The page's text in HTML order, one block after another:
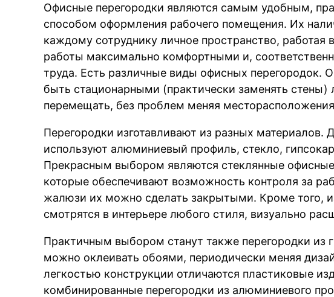
Офисные перегородки являются самым удобным,
способом оформления рабочего помещения. Их
каждому сотруднику личное пространство, работая
работы максимально комфортными и,
труда. Есть различные виды офисных перегородок.
быть стационарными (практически заменять
перемещать, без проблем меняя
Перегородки изготавливают из разных материалов.
используют алюминиевый профиль, стекло,
Прекрасным выбором являются стеклянные
которые обеспечивают возможность контроля за
жалюзи их можно сделать закрытыми. Кроме того,
смотрятся в интерьере любого стиля, визуально
Практичным выбором станут также перегородки из
можно оклеивать обоями, периодически меняя
легкостью конструкции отличаются пластиковые
комбинированные перегородки из алюминиевого